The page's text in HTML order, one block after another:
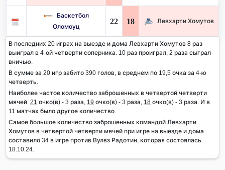
Баскетбол
Оломоуц
22 18 Левхарти Хомутов
В последних 20 играх на выезде и дома Левхарти Хомутов 8 раз
выиграл в 4-ой четверти соперника. 10 раз проиграл, 2 раза сыграл
вничью.
В сумме за 20 игр забито 390 голов, в среднем по 19,5 очка за 4-ю
четверть.
Наиболее частое количество заброшенных в четвертой четверти
мячей: 21 очко(в) - 3 раза, 19 очко(в) - 3 раза, 18 очко(в) - 3 раза. И в
11 матчах было другое количество.
Самое большое количество заброшенных командой Левхарти
Хомутов в четвертой четверти мячей при игре на выезде и дома
составило 34 в игре против Вулвз Радотин, которая состоялась
18.10.24.